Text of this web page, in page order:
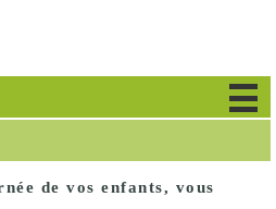
de vos enfants, vous